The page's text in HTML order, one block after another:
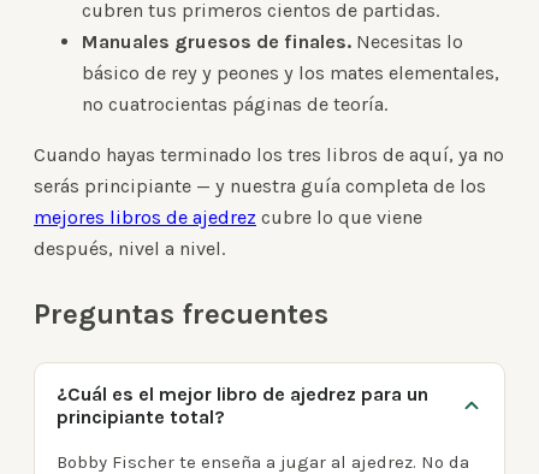
cubren tus primeros cientos de partidas.
Manuales gruesos de finales. Necesitas lo
básico de rey y peones y los mates elementales,
no cuatrocientas páginas de teoría.
Cuando hayas terminado los tres libros de aquí, ya no
serás principiante — y nuestra guía completa de los
mejores libros de ajedrez cubre lo que viene
después, nivel a nivel.
Preguntas frecuentes
¿Cuál es el mejor libro de ajedrez para un
principiante total?
Bobby Fischer te enseña a jugar al ajedrez. No da